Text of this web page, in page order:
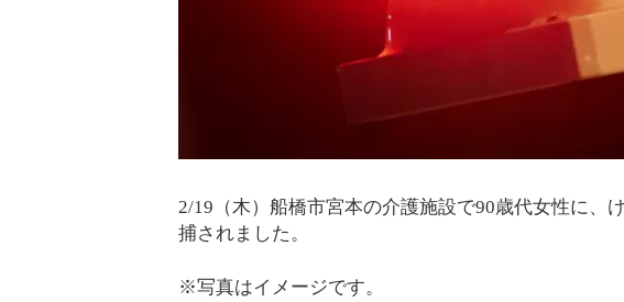
2/19（木）船橋市宮本の介護施設で90歳代女性に、
捕されました。
※写真はイメージです。